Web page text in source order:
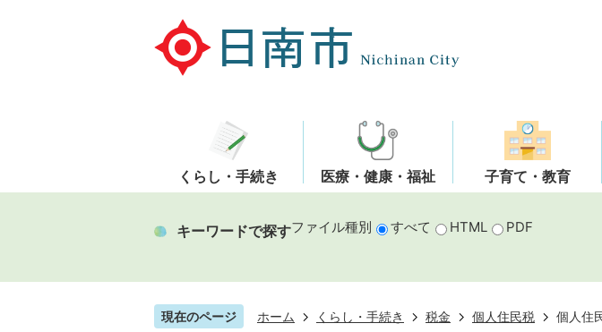
くらし・手続き 医療・健康・福祉 子育て・教育
キーワードで探すファイル種別 すべて HTML PDF
現在のページ ホーム くらし・手続き 税金 個人住民税 個人住